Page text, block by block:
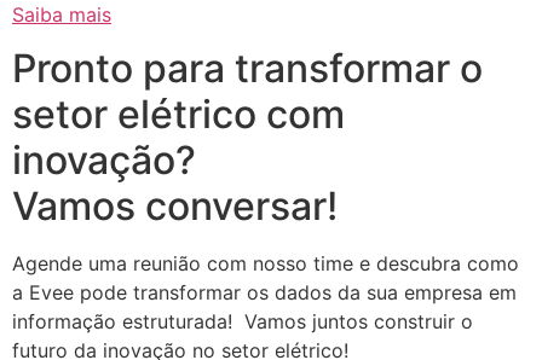
Saiba mais
Pronto para transformar o
setor elétrico com
inovação?
Vamos conversar!
Agende uma reunião com nosso time e descubra como
a Evee pode transformar os dados da sua empresa em
informação estruturada! Vamos juntos construir o
futuro da inovação no setor elétrico!